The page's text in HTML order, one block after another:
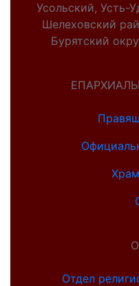
Усольский, Усть-
Шелеховский
Бурятский
Отдел